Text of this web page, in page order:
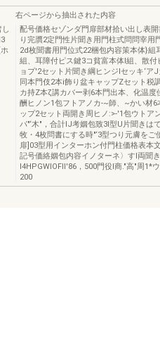
右ページから抽出された内容
配号価格セゾンダ門扉部材拾い出し表
り完贋2定門性片聞き用門柱式問問宰用
2d枚聞書用門位式22梱包内容策本体}組
組、耳障付ピス鍵3コ貧富本体l組、散
ョプ'2セット片聞き綱ヒンジlセッキ‘ア
同本門伎2本i飾り盆キャップZセット税
カ持Z本ζ講カバー剥6本門出本、化温
酬ヒノン1包フトアノカ-~師、~かい材6
ップ2セット両開き周ヒノ:>-'1包ウトア
パ"‘木"，合計IJ考姻包致3l型U片聞きは
牧・4枚問書にする時"‘3型つり元膚を
扉]03型用インターホン付門柱価格表本
記号価絡姻包内容イノターネ〉すl両聞
I4HPGWIOFIl'86，500門役l商."高"周1*
200